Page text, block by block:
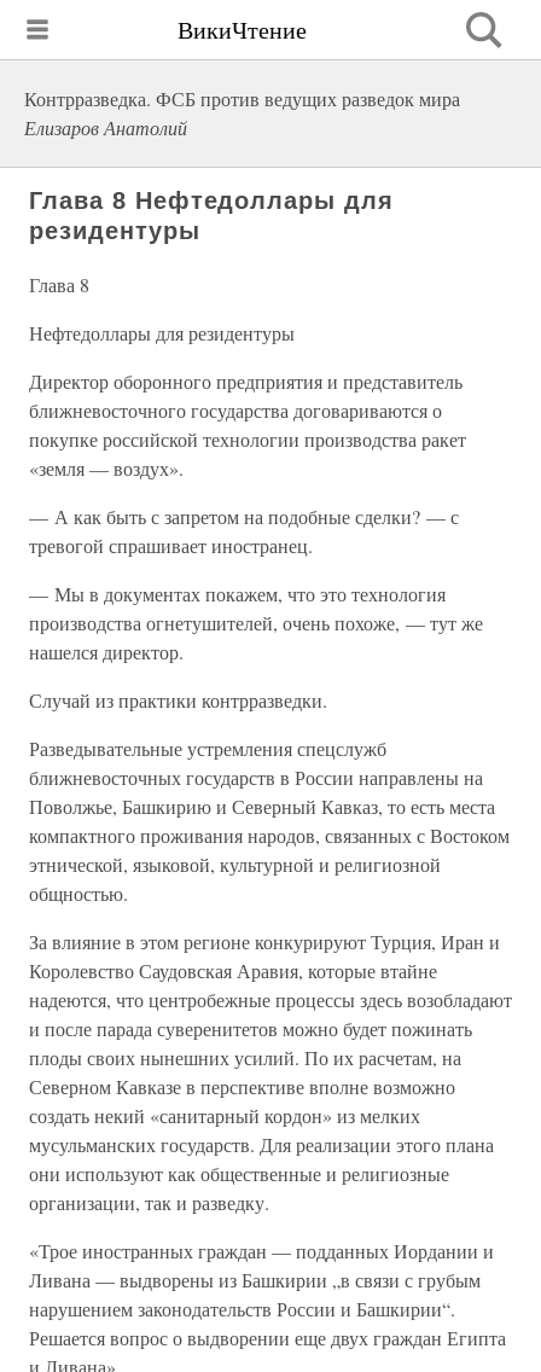
ВикиЧтение
Контрразведка. ФСБ против ведущих разведок мира
Елизаров Анатолий
Глава 8 Нефтедоллары для
резидентуры
Глава 8
Нефтедоллары для резидентуры
Директор оборонного предприятия и представитель
ближневосточного государства договариваются о
покупке российской технологии производства ракет
«земля — воздух».
— А как быть с запретом на подобные сделки? — с
тревогой спрашивает иностранец.
— Мы в документах покажем, что это технология
производства огнетушителей, очень похоже, — тут же
нашелся директор.
Случай из практики контрразведки.
Разведывательные устремления спецслужб
ближневосточных государств в России направлены на
Поволжье, Башкирию и Северный Кавказ, то есть места
компактного проживания народов, связанных с Востоком
этнической, языковой, культурной и религиозной
общностью.
За влияние в этом регионе конкурируют Турция, Иран и
Королевство Саудовская Аравия, которые втайне
надеются, что центробежные процессы здесь возобладают
и после парада суверенитетов можно будет пожинать
плоды своих нынешних усилий. По их расчетам, на
Северном Кавказе в перспективе вполне возможно
создать некий «санитарный кордон» из мелких
мусульманских государств. Для реализации этого плана
они используют как общественные и религиозные
организации, так и разведку.
«Трое иностранных граждан — подданных Иордании и
Ливана — выдворены из Башкирии „в связи с грубым
нарушением законодательств России и Башкирии“.
Решается вопрос о выдворении еще двух граждан Египта
и Ливана».